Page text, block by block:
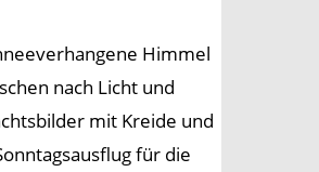
Himmel
nach Licht und
mit Kreide und
für die